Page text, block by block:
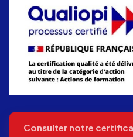
Consulter notre